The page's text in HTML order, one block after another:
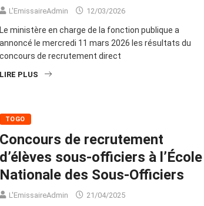
L'EmissaireAdmin 12/03/2026
Le ministère en charge de la fonction publique a
annoncé le mercredi 11 mars 2026 les résultats du
concours de recrutement direct
LIRE PLUS
TOGO
Concours de recrutement
d’élèves sous-officiers à l’École
Nationale des Sous-Officiers
L'EmissaireAdmin 21/04/2025